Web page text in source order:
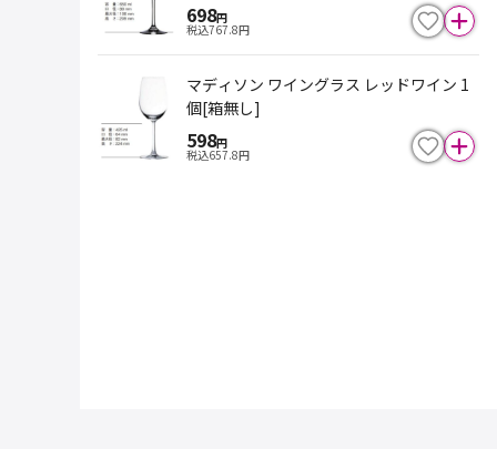
698円
税込767.8円
マディソン ワイングラス レッドワイン 1
個[箱無し]
598円
税込657.8円